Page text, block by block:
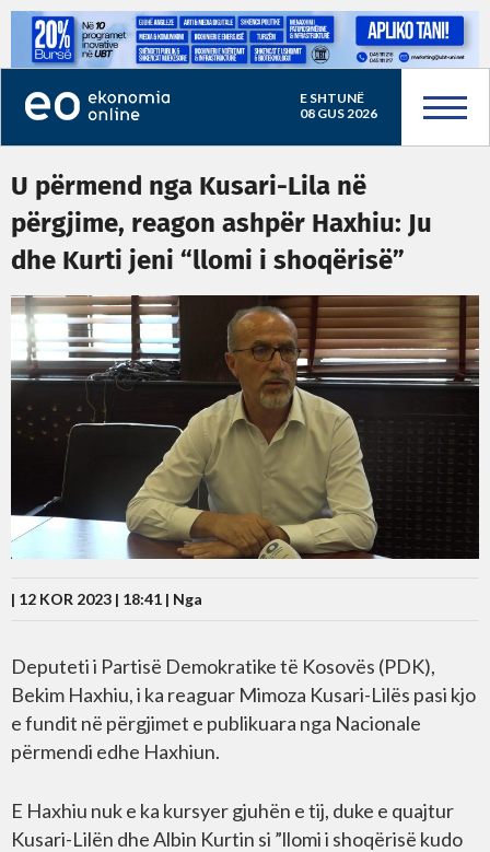
E SHTUNË
08 GUS 2026
U përmend nga Kusari-Lila në
përgjime, reagon ashpër Haxhiu: Ju
dhe Kurti jeni “llomi i shoqërisë”
| 12 KOR 2023 | 18:41 | Nga
Deputeti i Partisë Demokratike të Kosovës (PDK),
Bekim Haxhiu, i ka reaguar Mimoza Kusari-Lilës pasi kjo
e fundit në përgjimet e publikuara nga Nacionale
përmendi edhe Haxhiun.
E Haxhiu nuk e ka kursyer gjuhën e tij, duke e quajtur
Kusari-Lilën dhe Albin Kurtin si ”llomi i shoqërisë kudo